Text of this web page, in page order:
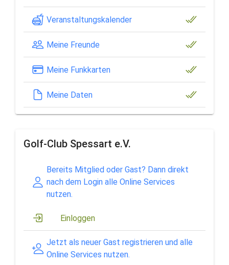
Veranstaltungskalender
Meine Freunde
Meine Funkkarten
Meine Daten
Golf-Club Spessart e.V.
Bereits Mitglied oder Gast? Dann direkt
nach dem Login alle Online Services
nutzen.
Einloggen
Jetzt als neuer Gast registrieren und alle
Online Services nutzen.